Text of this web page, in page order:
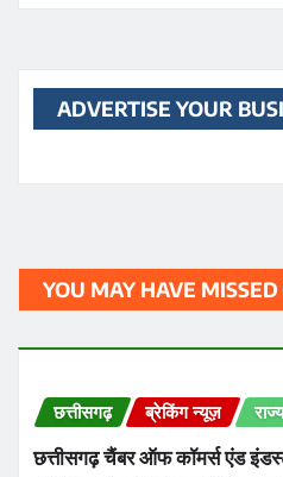
ADVERTISE YOUR
YOU MAY HAVE MISSED
छत्तीसगढ़ ब्रेकिंग न्यूज़ राज्य
छत्तीसगढ़ चैंबर ऑफ कॉमर्स एंड